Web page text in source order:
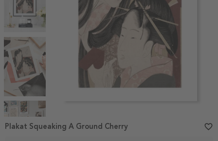
1
Plakat Squeaking A Ground Cherry favorite_border